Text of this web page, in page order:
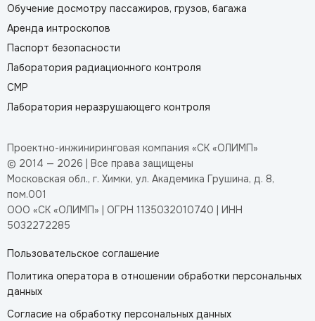
Обучение досмотру пассажиров, грузов, багажа
Аренда интроскопов
Паспорт безопасности
Лаборатория радиационного контроля
СМР
Лаборатория неразрушающего контроля
Проектно-инжиниринговая компания «СК «ОЛИМП»
© 2014 — 2026 | Все права защищены
Московская обл., г. Химки, ул. Академика Грушина, д. 8,
пом.001
ООО «СК «ОЛИМП» | ОГРН 1135032010740 | ИНН
5032272285
Пользовательское соглашение
Политика оператора в отношении обработки персональных
данных
Согласие на обработку персональных данных